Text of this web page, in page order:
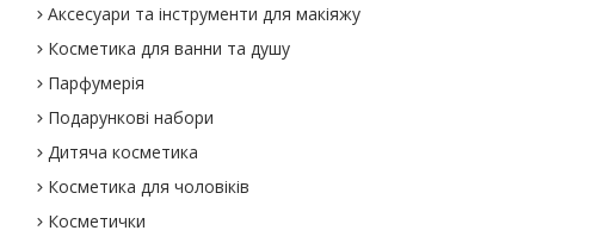
Аксесуари та інструменти для макіяжу
Косметика для ванни та душу
Парфумерія
Подарункові набори
Дитяча косметика
Косметика для чоловіків
Косметички